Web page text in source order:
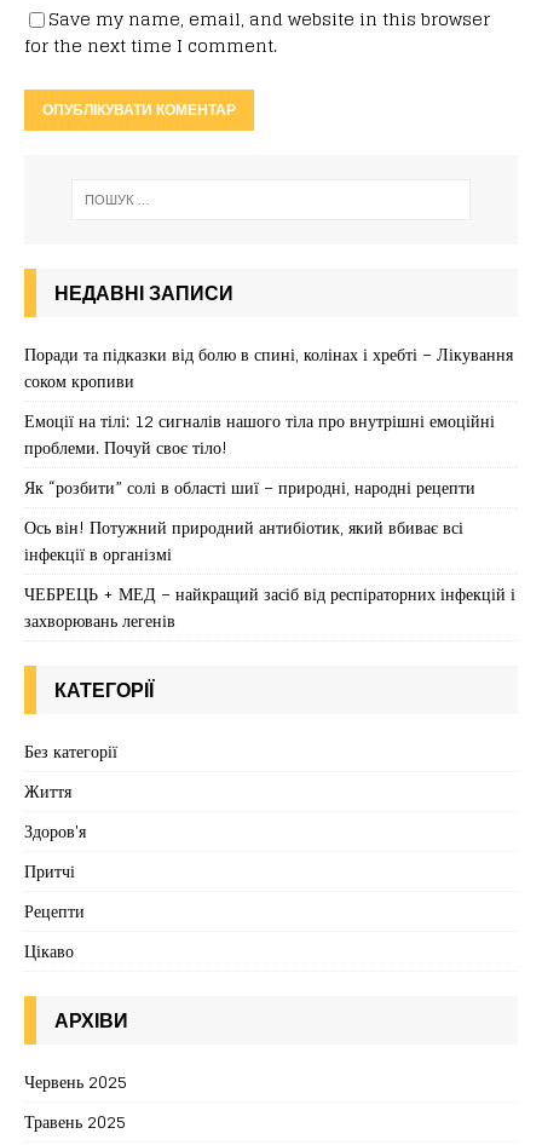
Save my name, email, and website in this browser
for the next time I comment.
НЕДАВНІ ЗАПИСИ
Поради та підказки від болю в спині, колінах і хребті – Лікування
соком кропиви
Емоції на тілі: 12 сигналів нашого тіла про внутрішні емоційні
проблеми. Почуй своє тіло!
Як “розбити” солі в області шиї – природні, народні рецепти
Ось він! Потужний природний антибіотик, який вбиває всі
інфекції в організмі
ЧЕБРЕЦЬ + МЕД – найкращий засіб від респіраторних інфекцій і
захворювань легенів
КАТЕГОРІЇ
Без категорії
Життя
Здоров'я
Притчі
Рецепти
Цікаво
АРХІВИ
Червень 2025
Травень 2025